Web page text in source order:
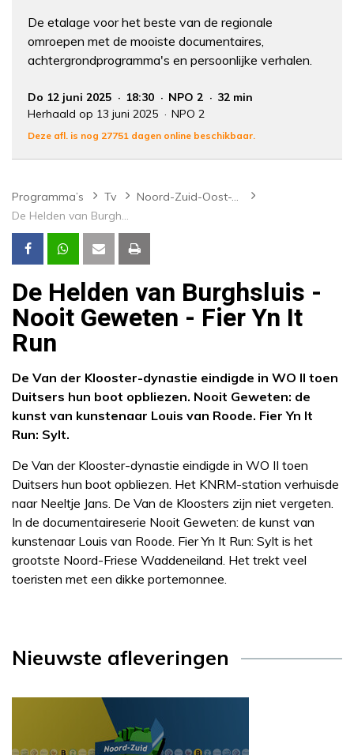
De etalage voor het beste van de regionale
omroepen met de mooiste documentaires,
achtergrondprogramma's en persoonlijke verhalen.
Do 12 juni 2025 18:30 NPO 2
32 min
Herhaald op 13 juni 2025
NPO 2
Deze afl. is nog 27751 dagen online beschikbaar.
Programma’s Tv
Noord-Zuid-Oost-West
De Helden van Burghsluis - Nooit Geweten - Fier Yn It Run
De Helden van Burghsluis -
Nooit Geweten - Fier Yn It
Run
De Van der Klooster-dynastie eindigde in WO II toen
Duitsers hun boot opbliezen. Nooit Geweten: de
kunst van kunstenaar Louis van Roode. Fier Yn It
Run: Sylt.
De Van der Klooster-dynastie eindigde in WO II toen
Duitsers hun boot opbliezen. Het KNRM-station verhuisde
naar Neeltje Jans. De Van de Kloosters zijn niet vergeten.
In de documentaireserie Nooit Geweten: de kunst van
kunstenaar Louis van Roode. Fier Yn It Run: Sylt is het
grootste Noord-Friese Waddeneiland. Het trekt veel
toeristen met een dikke portemonnee.
Nieuwste afleveringen